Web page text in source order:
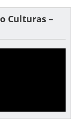
Culturas –